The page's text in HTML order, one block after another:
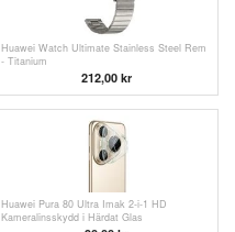
Huawei Watch Ultimate Stainless Steel Rem
- Titanium
212,00 kr
Huawei Pura 80 Ultra Imak 2-i-1 HD
Kameralinsskydd i Härdat Glas